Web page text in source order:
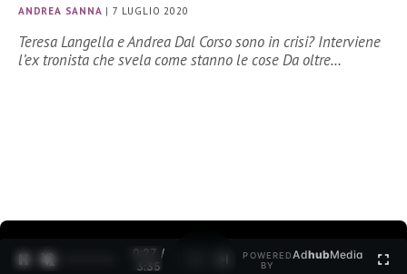
ANDREA SANNA |7 LUGLIO 2020
Teresa Langella e Andrea Dal Corso sono in crisi? Interviene
l’ex tronista che svela come stanno le cose Da oltre…
0:27 /
3:35
POWERED
BY
AdhubMedia